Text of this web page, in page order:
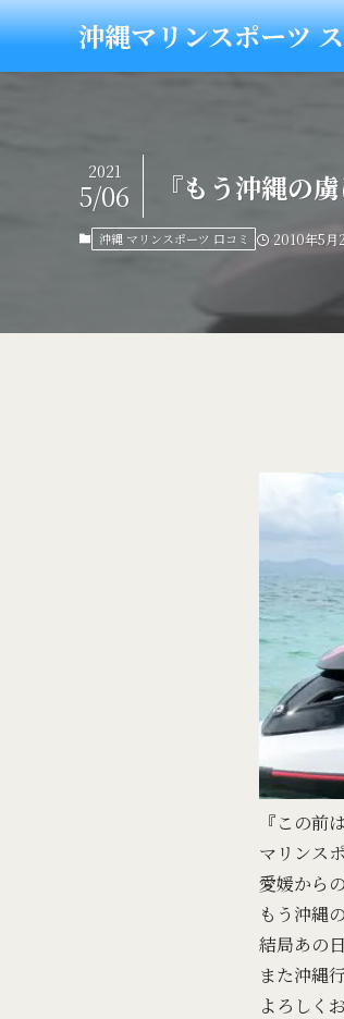
沖縄マリンスポーツ
『もう沖縄の
2021
5/06
沖縄 マリンスポーツ 口コミ 2010年5月
『この
マリンス
愛媛から
もう沖縄
結局あの
また沖縄
よろしく